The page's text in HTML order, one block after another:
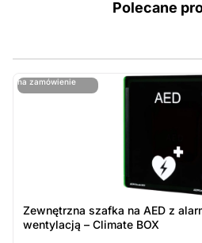
Polecane
na zamówienie
ostatnie sztuki
Zewnętrzna szafka na AED z
wentylacją – Climate BOX